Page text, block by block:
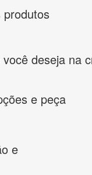
deseja na
e peça
e